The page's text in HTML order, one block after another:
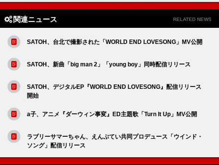
関連ニュース RELATED NEWS
SATOH、台北で撮影された「WORLD END LOVESONG」MV公開
SATOH、新曲「big man 2」「young boy」同時配信リリース
SATOH、デジタルEP『WORLD END LOVESONG』配信リリース
開始
a子、アニメ『ダーウィン事変』ED主題歌「Turn It Up」MV公開
ラブリーサマーちゃん、えんぷてい共同プロデュース「ウインド・
ソング」配信リリース